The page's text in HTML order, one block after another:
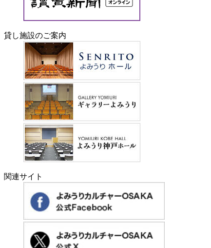
貸し施設のご案内
関連サイト